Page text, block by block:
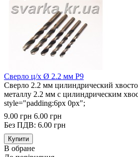
Сверло ц/х Ø 2.2 мм Р9
Сверло 2.2 мм цилиндрический
металлу 2.2 мм с цилиндрическим
style="padding:6px 0px";
9.00 грн 6.00 грн
Без ПДВ: 6.00 грн
В обране